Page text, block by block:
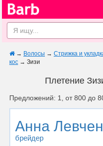
→ Волосы → Стрижка и
кос → Зизи
Плетение
Предложений: 1, от 800 до
Анна
брейдер